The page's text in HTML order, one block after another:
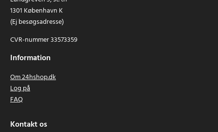
1301 København K
(Ej besøgsadresse)
CVR-nummer 33573359
Information
Om 24hshop.dk
Log på
FAQ
Kontakt os